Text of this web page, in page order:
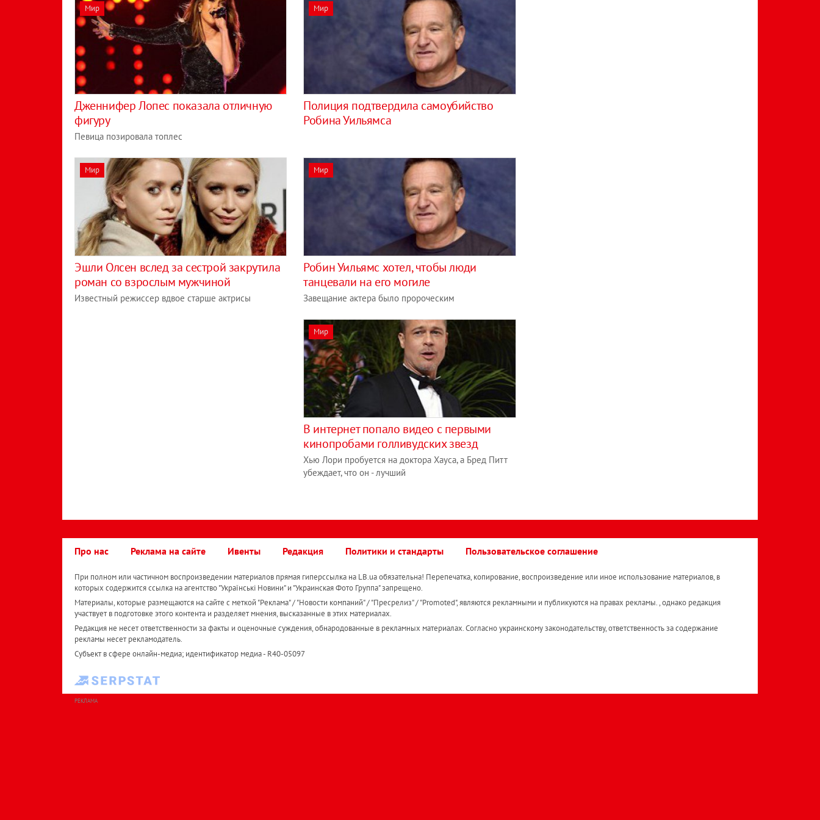
Мир
Дженнифер Лопес показала отличную
фигуру
Певица позировала топлес
Мир
Полиция подтвердила самоубийство
Робина Уильямса
Мир
Эшли Олсен вслед за сестрой закрутила
роман со взрослым мужчиной
Известный режиссер вдвое старше актрисы
Мир
Робин Уильямс хотел, чтобы люди
танцевали на его могиле
Завещание актера было пророческим
Мир
В интернет попало видео с первыми
кинопробами голливудских звезд
Хью Лори пробуется на доктора Хауса, а Бред Питт
убеждает, что он - лучший
Про нас Реклама на сайте Ивенты Редакция Политики и стандарты Пользовательское соглашение
При полном или частичном воспроизведении материалов прямая гиперссылка на LB.ua обязательна! Перепечатка, копирование, воспроизведение или иное использование материалов, в
которых содержится ссылка на агентство "Українськi Новини" и "Украинская Фото Группа" запрещено.
Материалы, которые размещаются на сайте с меткой "Реклама" / "Новости компаний" / "Пресрелиз" / "Promoted", являются рекламными и публикуются на правах рекламы. , однако редакция
участвует в подготовке этого контента и разделяет мнения, высказанные в этих материалах.
Редакция не несет ответственности за факты и оценочные суждения, обнародованные в рекламных материалах. Согласно украинскому законодательству, ответственность за содержание
рекламы несет рекламодатель.
Субъект в сфере онлайн-медиа; идентификатор медиа - R40-05097
РЕКЛАМА